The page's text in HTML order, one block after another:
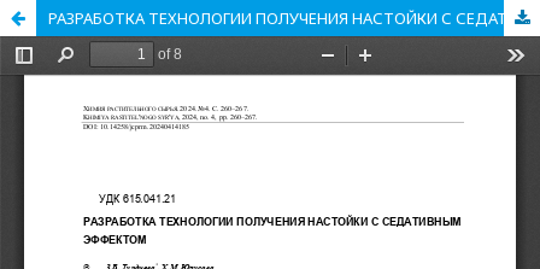
РАЗРАБОТКА ТЕХНОЛОГИИ ПОЛУЧЕНИЯ НАСТОЙКИ С СЕДАТИВНЫМ ЭФФЕКТОМ